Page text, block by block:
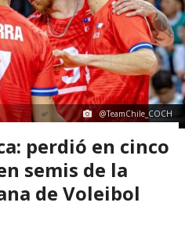
@TeamChile_COCH
perdió en cinco
semis de la
de Voleibol